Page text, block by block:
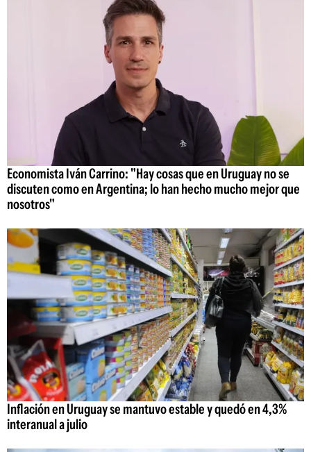
Economista Iván Carrino: "Hay cosas que en Uruguay no se
discuten como en Argentina; lo han hecho mucho mejor que
nosotros"
Inflación en Uruguay se mantuvo estable y quedó en 4,3%
interanual a julio